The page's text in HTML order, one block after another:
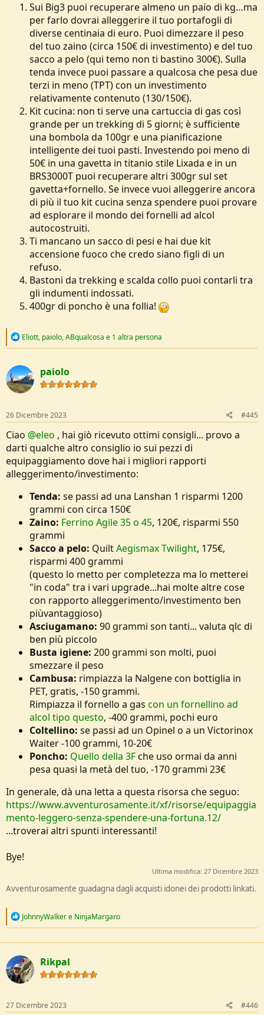
Sui Big3 puoi recuperare almeno un paio di kg…ma
per farlo dovrai alleggerire il tuo portafogli di
diverse centinaia di euro. Puoi dimezzare il peso
del tuo zaino (circa 150€ di investimento) e del tuo
sacco a pelo (qui temo non ti bastino 300€). Sulla
tenda invece puoi passare a qualcosa che pesa due
terzi in meno (TPT) con un investimento
relativamente contenuto (130/150€).
Kit cucina: non ti serve una cartuccia di gas così
grande per un trekking di 5 giorni; è sufficiente
una bombola da 100gr e una pianificazione
intelligente dei tuoi pasti. Investendo poi meno di
50€ in una gavetta in titanio stile Lixada e in un
BRS3000T puoi recuperare altri 300gr sul set
gavetta+fornello. Se invece vuoi alleggerire ancora
di più il tuo kit cucina senza spendere puoi provare
ad esplorare il mondo dei fornelli ad alcol
autocostruiti.
Ti mancano un sacco di pesi e hai due kit
accensione fuoco che credo siano figli di un
refuso.
Bastoni da trekking e scalda collo puoi contarli tra
gli indumenti indossati.
400gr di poncho è una follia!
R
c
t
i
o
s
:
Eliott, paiolo,ABqualcosa e 1 altra persona
paiolo
26 Dicembre 2023 #445
Ciao @eleo , hai giò ricevuto ottimi consigli... provo a
darti qualche altro consiglio io sui pezzi di
equipaggiamento dove hai i migliori rapporti
alleggerimento/investimento:
Tenda: se passi ad una Lanshan 1 risparmi 1200
grammi con circa 150€
Zaino: Ferrino Agile 35 o 45, 120€, risparmi 550
grammi
Sacco a pelo: QuiltAegismax Twilight, 175€,
risparmi 400 grammi
(questo lo metto per completezza ma lo metterei
"in coda" tra i vari upgrade...hai molte altre cose
con rapporto alleggerimento/investimento ben
piùvantaggioso)
Asciugamano: 90 grammi son tanti... valuta qlc di
ben più piccolo
Busta igiene: 200 grammi son molti, puoi
smezzare il peso
Cambusa: rimpiazza la Nalgene con bottiglia in
PET, gratis, -150 grammi.
Rimpiazza il fornello a gas con un fornellino ad
alcol tipo questo, -400 grammi, pochi euro
Coltellino: se passi ad un Opinel o a un Victorinox
Waiter -100 grammi, 10-20€
Poncho: Quello della 3Fche uso ormai da anni
pesa quasi la metà del tuo, -170 grammi 23€
In generale, dà una letta a questa risorsa che seguo:
https://www.avventurosamente.it/xf/risorse/equipaggia
mento-leggero-senza-spendere-una-fortuna.12/
...troverai altri spunti interessanti!
Bye!
Ultima modifica: 27 Dicembre 2023
Avventurosamente guadagna dagli acquisti idonei dei prodotti linkati.
R
c
t
i
o
n
:
JohnnyWalkere NinjaMargaro
Rikpal
27 Dicembre 2023 #446